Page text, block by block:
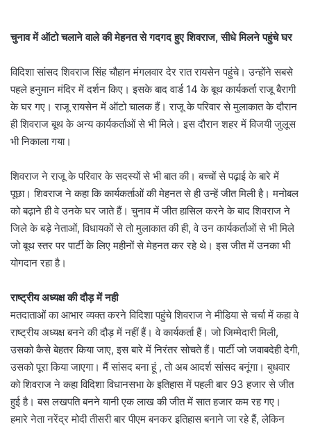
चुनाव में ऑटो चलाने वाले की मेहनत से गदगद हुए शिवराज, सीधे मिलने पहुंचे घर
विदिशा सांसद शिवराज सिंह चौहान मंगलवार देर रात रायसेन पहुंचे। उन्होंने सबसे
पहले हनुमान मंदिर में दर्शन किए। इसके बाद वार्ड 14 के बूथ कार्यकर्ता राजू बैरागी
के घर गए। राजू रायसेन में ऑटो चालक हैं। राजू के परिवार से मुलाकात के दौरान
ही शिवराज बूथ के अन्य कार्यकर्ताओं से भी मिले। इस दौरान शहर में विजयी जुलूस
भी निकाला गया।
शिवराज ने राजू के परिवार के सदस्यों से भी बात की। बच्चों से पढ़ाई के बारे में
पूछा। शिवराज ने कहा कि कार्यकर्ताओं की मेहनत से ही उन्हें जीत मिली है। मनोबल
को बढ़ाने ही वे उनके घर जाते हैं। चुनाव में जीत हासिल करने के बाद शिवराज ने
जिले के बड़े नेताओं, विधायकों से तो मुलाकात की ही, वे उन कार्यकर्ताओं से भी मिले
जो बूथ स्तर पर पार्टी के लिए महीनों से मेहनत कर रहे थे। इस जीत में उनका भी
योगदान रहा है।
राष्ट्रीय अध्यक्ष की दौड़ में नही
मतदाताओं का आभार व्यक्त करने विदिशा पहुंचे शिवराज ने मीडिया से चर्चा में कहा वे
राष्ट्रीय अध्यक्ष बनने की दौड़ में नहीं हैं। वे कार्यकर्ता हैं। जो जिम्मेदारी मिली,
उसको कैसे बेहतर किया जाए, इस बारे में निरंतर सोचते हैं। पार्टी जो जवाबदेही देगी,
उसको पूरा किया जाएगा। मैं सांसद बना हूं , तो अब आदर्श सांसद बनूंगा। बुधवार
को शिवराज ने कहा विदिशा विधानसभा के इतिहास में पहली बार 93 हजार से जीत
हुई है। बस लखपति बनने यानी एक लाख की जीत में सात हजार कम रह गए।
हमारे नेता नरेंद्र मोदी तीसरी बार पीएम बनकर इतिहास बनाने जा रहे हैं, लेकिन